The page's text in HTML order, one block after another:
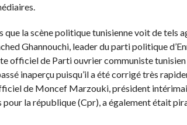
la scène politique tunisienne voit de tels
Ghannouchi, leader du parti politique
officiel de Parti ouvrier communiste
inaperçu puisqu’il a été corrigé très
de Moncef Marzouki, président
la république (Cpr), a également était